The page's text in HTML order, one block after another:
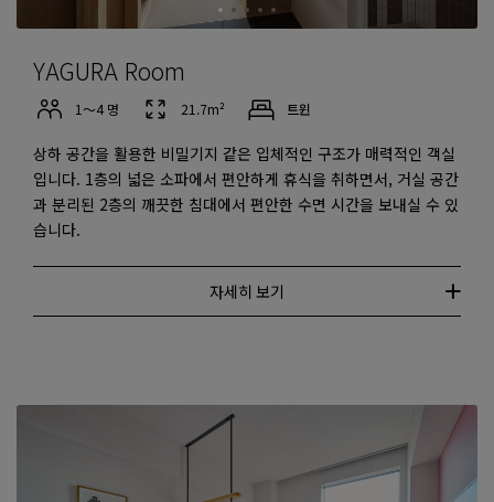
YAGURA Room
1～4 명 21.7m² 트윈
상하 공간을 활용한 비밀기지 같은 입체적인 구조가 매력적인 객실
입니다. 1층의 넓은 소파에서 편안하게 휴식을 취하면서, 거실 공간
과 분리된 2층의 깨끗한 침대에서 편안한 수면 시간을 보내실 수 있
습니다.
자세히 보기